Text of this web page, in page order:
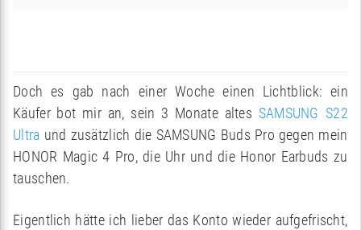
Doch es gab nach einer Woche einen Lichtblick: ein
Käufer bot mir an, sein 3 Monate altes SAMSUNG S22
Ultra und zusätzlich die SAMSUNG Buds Pro gegen mein
HONOR Magic 4 Pro, die Uhr und die Honor Earbuds zu
tauschen.
Eigentlich hätte ich lieber das Konto wieder aufgefrischt,